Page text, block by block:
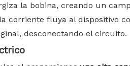
la bobina, creando un
fluya al dispositivo
desconectando el circuito.